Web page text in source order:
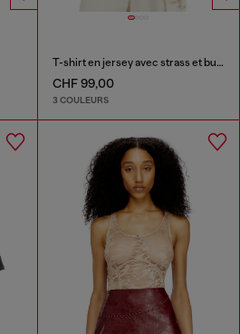
T-shirt en jersey avec strass et burnout effect
CHF 99,00
3 COULEURS